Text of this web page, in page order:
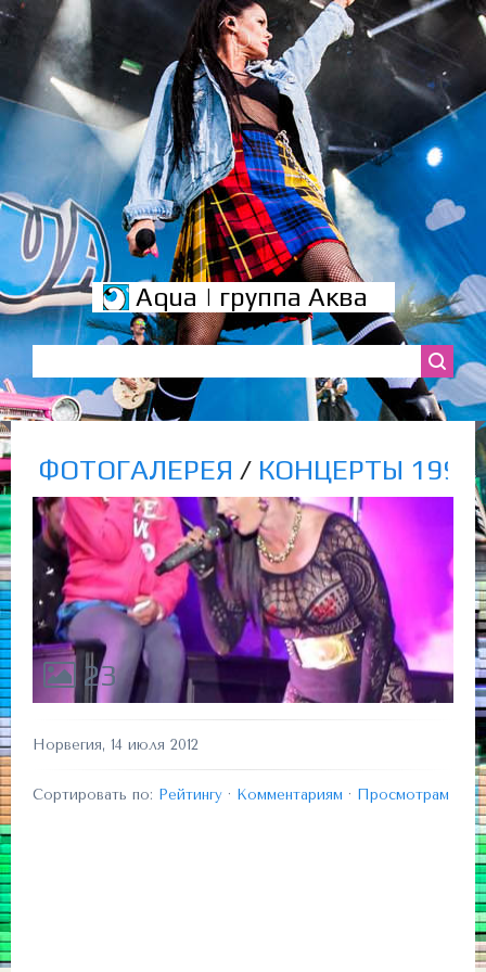
Aqua | группа Аква
ФОТОГАЛЕРЕЯ / КОНЦЕРТЫ
23
Норвегия, 14 июля 2012
Сортировать по: Рейтингу · Комментариям · Просмотрам